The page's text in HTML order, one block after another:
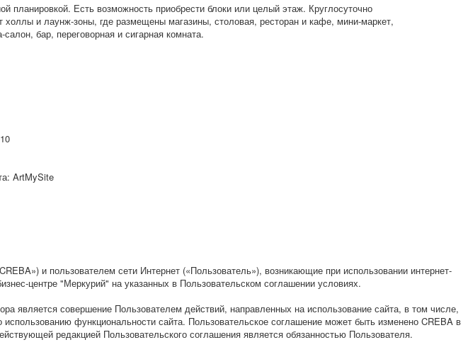
Есть возможность приобрести блоки или целый этаж. Круглосуточно
и лаунж-зоны, где размещены магазины, столовая, ресторан и кафе, мини-маркет,
бар, переговорная и сигарная комната.
ArtMySite
и пользователем сети Интернет («Пользователь»), возникающие при использовании интернет-
центре "Меркурий" на указанных в Пользовательском соглашении условиях.
является совершение Пользователем действий, направленных на использование сайта, в том числе,
функциональности сайта. Пользовательское соглашение может быть изменено CREBA в
редакцией Пользовательского соглашения является обязанностью Пользователя.